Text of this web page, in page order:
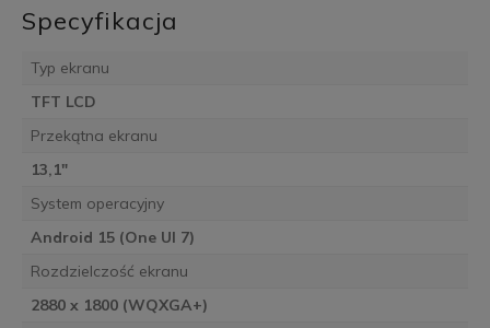
Specyfikacja
Typ ekranu
TFT LCD
Przekątna ekranu
13,1"
System operacyjny
Android 15 (One UI 7)
Rozdzielczość ekranu
2880 x 1800 (WQXGA+)